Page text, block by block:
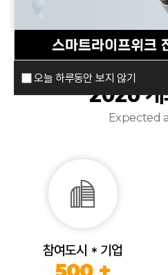
오늘 하루동안 보지 않기
사전 등록
2026 개
Expected
참여도시 * 기업